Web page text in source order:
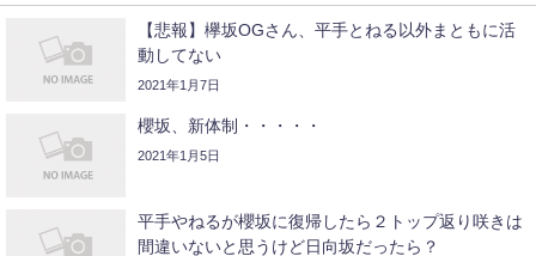
【悲報】欅坂OGさん、平手とねる以外まともに活
動してない
2021年1月7日
櫻坂、新体制・・・・・
2021年1月5日
平手やねるが櫻坂に復帰したら２トップ返り咲きは
間違いないと思うけど日向坂だったら？